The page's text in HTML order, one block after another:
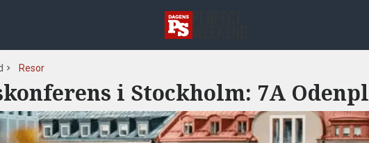
Resor
i Stockholm: 7A